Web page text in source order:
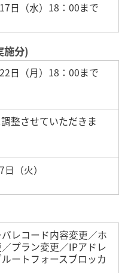
日（水）18：00まで
施分)
日（月）18：00まで
整させていただきま
（火）
レコード内容変更／ホ
プラン変更／IPアドレ
ートフォースブロッカ